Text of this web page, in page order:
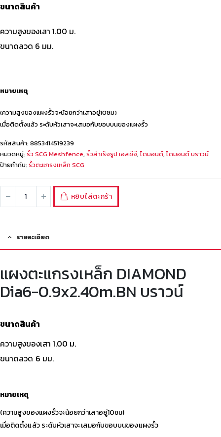
ขนาดสินค้า
ความสูงของเสา 1.00 ม.
ขนาดลวด 6 มม.
หมายเหตุ
(ความสูงของแผงรั้วจะน้อยกว่าเสาอยู่10ซม)
เมื่อติดตั้งแล้ว ระดับหัวเสาจะเสมอกับขอบบนของแผงรั้ว
รหัสสินค้า:8853414519239
หมวดหมู่:รั้ว SCG Meshfence, รั้วสำเร็จรูป เอสซีจี, ไดมอนด์, ไดมอนด์ บราวน์
ป้ายกำกับ:รั้วตะแกรงเหล็ก SCG
หยิบใส่ตะกร้า
รายละเอียด
แผงตะแกรงเหล็ก DIAMOND
Dia6-0.9x2.40m.BN บราวน์
ขนาดสินค้า
ความสูงของเสา 1.00 ม.
ขนาดลวด 6 มม.
หมายเหตุ
(ความสูงของแผงรั้วจะน้อยกว่าเสาอยู่10ซม)
เมื่อติดตั้งแล้ว ระดับหัวเสาจะเสมอกับขอบบนของแผงรั้ว